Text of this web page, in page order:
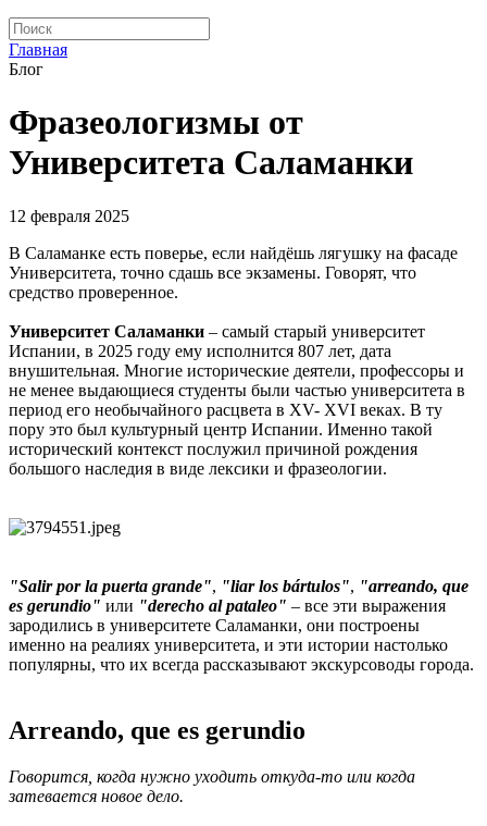
Главная
Блог
Фразеологизмы от
Университета Саламанки
12 февраля 2025
В Саламанке есть поверье, если найдёшь лягушку на фасаде
Университета, точно сдашь все экзамены. Говорят, что
средство проверенное.
Университет Саламанки – самый старый университет
Испании, в 2025 году ему исполнится 807 лет, дата
внушительная. Многие исторические деятели, профессоры и
не менее выдающиеся студенты были частью университета в
период его необычайного расцвета в XV- XVI веках. В ту
пору это был культурный центр Испании. Именно такой
исторический контекст послужил причиной рождения
большого наследия в виде лексики и фразеологии.
"Salir por la puerta grande", "liar los bártulos", "arreando, que
es gerundio" или "derecho al pataleo" – все эти выражения
зародились в университете Саламанки, они построены
именно на реалиях университета, и эти истории настолько
популярны, что их всегда рассказывают экскурсоводы города.
Arreando, que es gerundio
Говорится, когда нужно уходить откуда-то или когда
затевается новое дело.